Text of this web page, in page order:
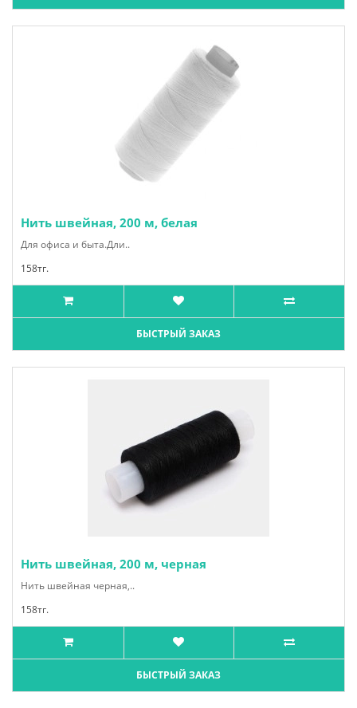
Нить швейная, 200 м, белая
Для офиса и быта.Дли..
158тг.
БЫСТРЫЙ ЗАКАЗ
Нить швейная, 200 м, черная
Нить швейная черная,..
158тг.
БЫСТРЫЙ ЗАКАЗ